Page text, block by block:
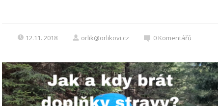
12.11. 2018 orlik@orlikovi.cz 0 Komentářů